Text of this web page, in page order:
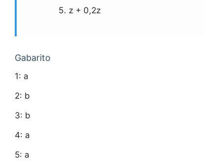
z + 0,2z
Gabarito
1: a
2: b
3: b
4: a
5: a